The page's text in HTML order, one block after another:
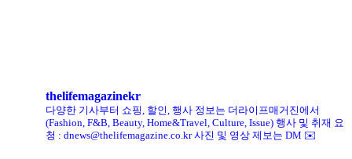
thelifemagazinekr
다양한 기사부터 쇼핑, 할인, 행사 정보는 더라이프매거진에서
(Fashion, F&B, Beauty, Home&Travel, Culture, Issue) 행사 및 취재 요
청 : dnews@thelifemagazine.co.kr사진 및 영상 제보는 DM ✉️